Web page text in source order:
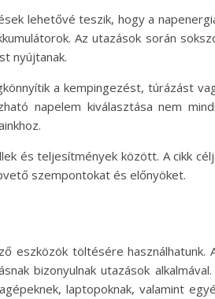
lehetővé teszik, hogy a
Az utazások során
nyújtanak.
a kempingezést, túrázást
napelem kiválasztása nem
és teljesítmények között. A cikk
szempontokat és előnyöket.
eszközök töltésére használhatunk.
bizonyulnak utazások alkalmával.
laptopoknak, valamint